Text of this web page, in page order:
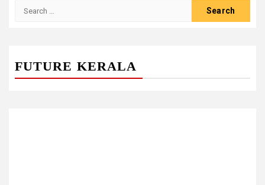
FUTURE KERALA